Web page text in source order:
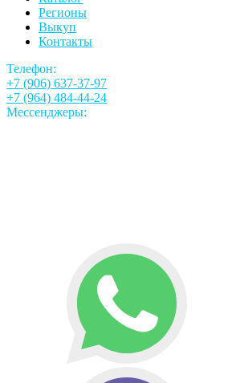
Регионы
Выкуп
Контакты
Телефон:
+7 (906) 637-37-97
+7 (964) 484-44-24
Мессенджеры: